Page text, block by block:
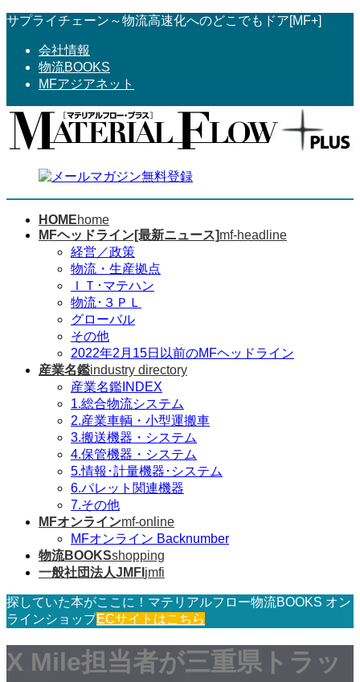
コ
へ
ス
ナ
ョ
ン
サプライチェーン～物流高速化へのどこでもドア[MF+]
会社情報
物流BOOKS
MFアジアネット
HOMEhome
MFヘッドライン[最新ニュース]mf-headline
経営／政策
物流・生産拠点
ＩＴ･マテハン
物流･３ＰＬ
グローバル
その他
2022年2月15日以前のMFヘッドライン
産業名鑑industry directory
産業名鑑INDEX
1.総合物流システム
2.産業車輌・小型運搬車
3.搬送機器・システム
4.保管機器・システム
5.情報･計量機器･システム
6.パレット関連機器
7.その他
MFオンラインmf-online
MFオンライン Backnumber
物流BOOKSshopping
一般社団法人JMFI jmfi
探していた本がここに！マテリアルフロー物流BOOKS オン
ラインショップECサイトはこちら
X Mile担当者が三重県トラッ